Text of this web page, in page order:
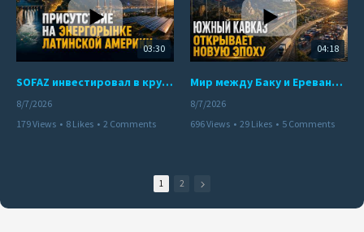
03:30
SOFAZ инвестировал в крупнейшего независимого производителя электроэнергии Перу
8/7/2026
179 Views • 8 Likes • 2 Comments
04:18
Мир между Баку и Ереваном запускает крупные логистические проекты
8/7/2026
696 Views • 29 Likes • 5 Comments
1 2